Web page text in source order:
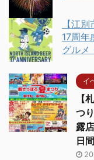
【江
17周年
グルメ
イ
【
つ
露
日間